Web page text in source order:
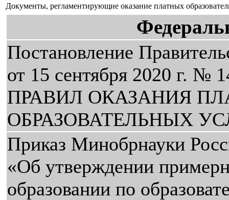
Документы, регламентирующие оказание платных
Постановление
от 15 сентября 2020 г.
ПРАВИЛ ОКАЗАНИЯ
ОБРАЗОВАТЕЛЬНЫХ
Приказ Минобрнауки
«Об утверждении
образовании по